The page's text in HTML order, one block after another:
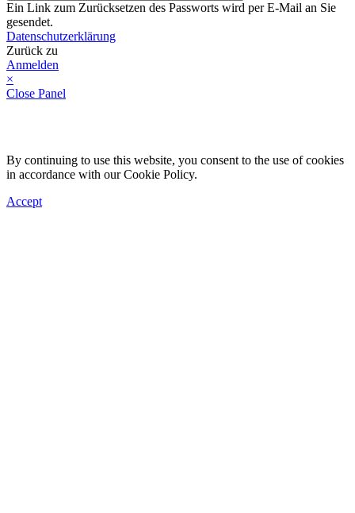
Ein Link zum Zurücksetzen des Passworts wird per E-Mail an Sie
gesendet.
Datenschutzerklärung
Zurück zu
Anmelden
×
Close Panel
By continuing to use this website, you consent to the use of cookies
in accordance with our Cookie Policy.
Accept